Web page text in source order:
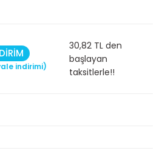
indirimi)
30,82 TL den
başlayan
taksitlerle!!